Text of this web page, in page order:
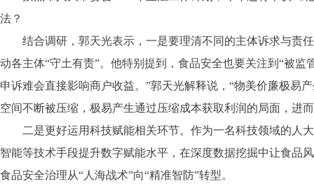
法？
结合调研，郭天光表示，一是要理清不同的主体诉求与责任
动各主体“守土有责”。他特别提到，食品安全也要关注到“被
申诉难会直接影响商户收益。”郭天光解释说，“物美价廉极易
空间不断被压缩，极易产生通过压缩成本获取利润的局面，进
二是更好运用科技赋能相关环节。作为一名科技领域的人大
智能等技术手段提升数字赋能水平，在深度数据挖掘中让食品
食品安全治理从“人海战术”向“精准智防”转型。